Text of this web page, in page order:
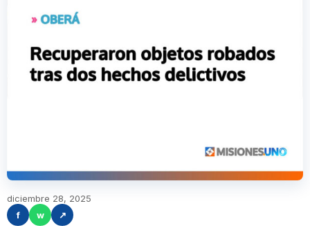
diciembre 28, 2025
f
w ↗